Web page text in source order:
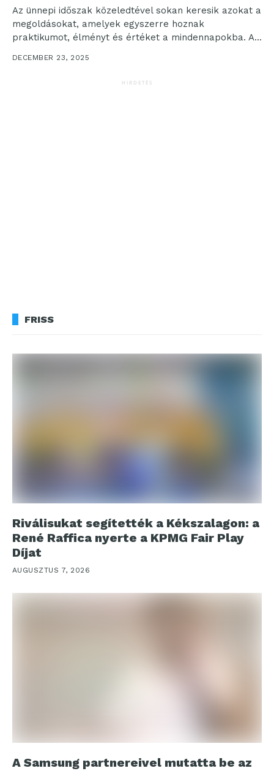
Az ünnepi időszak közeledtével sokan keresik azokat a
megoldásokat, amelyek egyszerre hoznak
praktikumot, élményt és értéket a mindennapokba. A
DECEMBER 23, 2025
HIRDETÉS
FRISS
Riválisukat segítették a Kékszalagon: a
René Raffica nyerte a KPMG Fair Play
Díjat
AUGUSZTUS 7, 2026
A Samsung partnereivel mutatta be az